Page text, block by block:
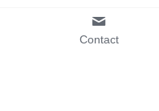
Contact